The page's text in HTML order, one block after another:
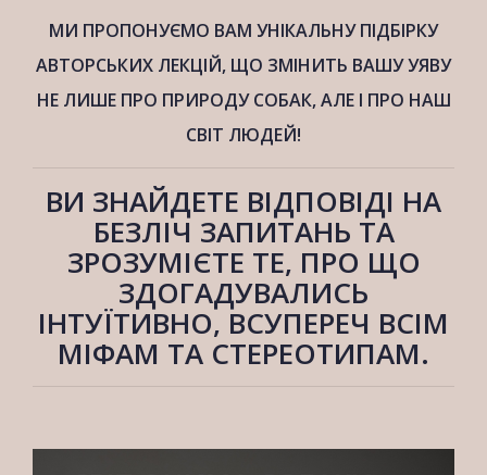
МИ ПРОПОНУЄМО ВАМ УНІКАЛЬНУ ПІДБІРКУ
АВТОРСЬКИХ ЛЕКЦІЙ, ЩО ЗМІНИТЬ ВАШУ УЯВУ
НЕ ЛИШЕ ПРО ПРИРОДУ СОБАК, АЛЕ І ПРО НАШ
СВІТ ЛЮДЕЙ!
ВИ ЗНАЙДЕТЕ ВІДПОВІДІ НА
БЕЗЛІЧ ЗАПИТАНЬ ТА
ЗРОЗУМІЄТЕ ТЕ, ПРО ЩО
ЗДОГАДУВАЛИСЬ
ІНТУЇТИВНО, ВСУПЕРЕЧ ВСІМ
МІФАМ ТА СТЕРЕОТИПАМ.